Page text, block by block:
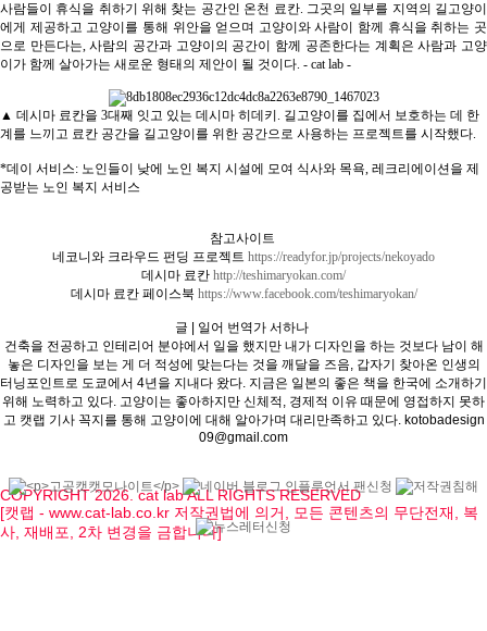
사람들이 휴식을 취하기 위해 찾는 공간인 온천 료칸. 그곳의 일부를 지역의 길고양이
에게 제공하고 고양이를 통해 위안을 얻으며 고양이와 사람이 함께 휴식을 취하는 곳
으로 만든다는, 사람의 공간과 고양이의 공간이 함께 공존한다는 계획은 사람과 고양
이가 함께 살아가는 새로운 형태의 제안이 될 것이다. - cat lab -
▲ 데시마 료칸을 3대째 잇고 있는 데시마 히데키. 길고양이를 집에서 보호하는 데 한
계를 느끼고 료칸 공간을 길고양이를 위한 공간으로 사용하는 프로젝트를 시작했다.
*데이 서비스: 노인들이 낮에 노인 복지 시설에 모여 식사와 목욕, 레크리에이션을 제
공받는 노인 복지 서비스
참고사이트
네코니와 크라우드 펀딩 프로젝트 https://readyfor.jp/projects/nekoyado
데시마 료칸 http://teshimaryokan.com/
데시마 료칸 페이스북 https://www.facebook.com/teshimaryokan/
글 | 일어 번역가 서하나
건축을 전공하고 인테리어 분야에서 일을 했지만 내가 디자인을 하는 것보다 남이 해
놓은 디자인을 보는 게 더 적성에 맞는다는 것을 깨달을 즈음, 갑자기 찾아온 인생의
터닝포인트로 도쿄에서 4년을 지내다 왔다. 지금은 일본의 좋은 책을 한국에 소개하기
위해 노력하고 있다. 고양이는 좋아하지만 신체적, 경제적 이유 때문에 영접하지 못하
고 캣랩 기사 꼭지를 통해 고양이에 대해 알아가며 대리만족하고 있다. kotobadesign
09@gmail.com
COPYRIGHT 2026. cat lab ALL RIGHTS RESERVED
[캣랩 - www.cat-lab.co.kr 저작권법에 의거, 모든 콘텐츠의 무단전재, 복
사, 재배포, 2차 변경을 금합니다]